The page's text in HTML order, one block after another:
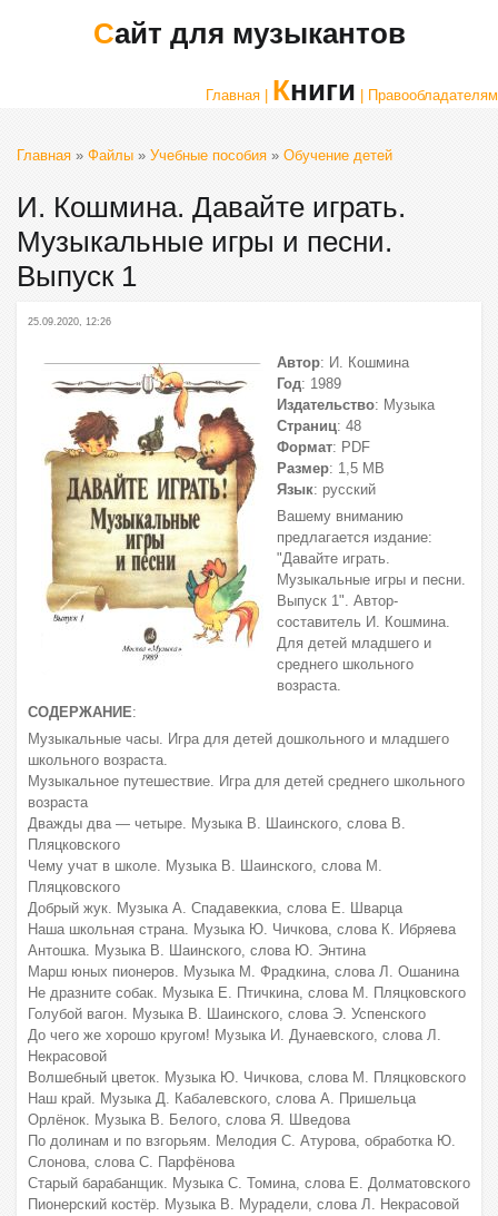
Сайт для музыкантов
Главная | Книги | Правообладателям
Главная » Файлы » Учебные пособия » Обучение детей
И. Кошмина. Давайте играть.
Музыкальные игры и песни.
Выпуск 1
25.09.2020, 12:26
Автор: И. Кошмина
Год: 1989
Издательство: Музыка
Страниц: 48
Формат: PDF
Размер: 1,5 МВ
Язык: русский
Вашему вниманию
предлагается издание:
"Давайте играть.
Музыкальные игры и песни.
Выпуск 1". Автор-
составитель И. Кошмина.
Для детей младшего и
среднего школьного
возраста.
СОДЕРЖАНИЕ:
Музыкальные часы. Игра для детей дошкольного и младшего
школьного возраста.
Музыкальное путешествие. Игра для детей среднего школьного
возраста
Дважды два — четыре. Музыка В. Шаинского, слова В.
Пляцковского
Чему учат в школе. Музыка В. Шаинского, слова М.
Пляцковского
Добрый жук. Музыка А. Спадавеккиа, слова Е. Шварца
Наша школьная страна. Музыка Ю. Чичкова, слова К. Ибряева
Антошка. Музыка В. Шаинского, слова Ю. Энтина
Марш юных пионеров. Музыка М. Фрадкина, слова Л. Ошанина
Не дразните собак. Музыка Е. Птичкина, слова М. Пляцковского
Голубой вагон. Музыка В. Шаинского, слова Э. Успенского
До чего же хорошо кругом! Музыка И. Дунаевского, слова Л.
Некрасовой
Волшебный цветок. Музыка Ю. Чичкова, слова М. Пляцковского
Наш край. Музыка Д. Кабалевского, слова А. Пришельца
Орлёнок. Музыка В. Белого, слова Я. Шведова
По долинам и по взгорьям. Мелодия С. Атурова, обработка Ю.
Слонова, слова С. Парфёнова
Старый барабанщик. Музыка С. Томина, слова Е. Долматовского
Пионерский костёр. Музыка В. Мурадели, слова Л. Некрасовой